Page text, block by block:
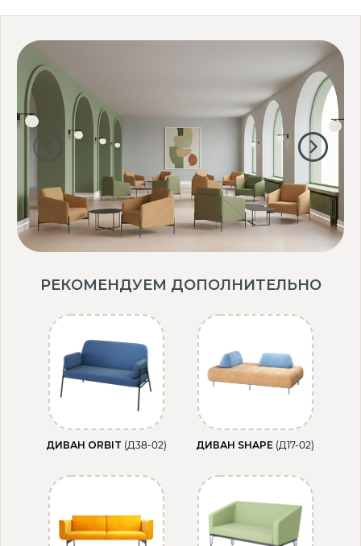
РЕКОМЕНДУЕМ ДОПОЛНИТЕЛЬНО
ДИВАН ORBIT (Д38-02) ДИВАН SHAPE (Д17-02)